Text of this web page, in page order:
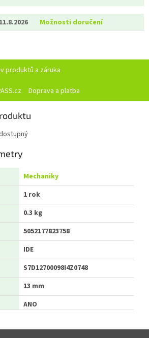
11.8.2026 Možnosti doručení
produktů a záruka
Doprava a platba
Mechaniky
1 rok
0.3 kg
5052177823758
IDE
S7D12700098I4Z0748
13 mm
ANO